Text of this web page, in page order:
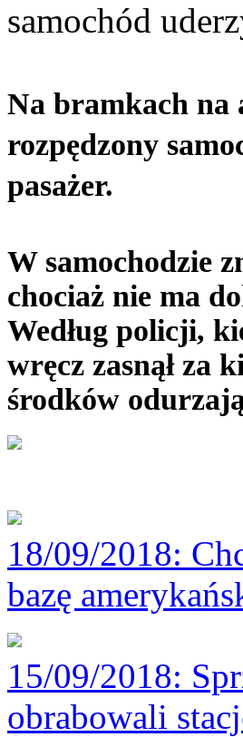
samochód
Na bramkach na
rozpędzony
pasażer.
W samochodzie
chociaż nie ma
Według policji,
wręcz zasnął za
środków
18/09/2018:
bazę
15/09/2018:
obrabowali